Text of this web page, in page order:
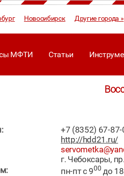
Новосибирск Другие города »
МФТИ Статьи
+7 (8352) 67-
http://hdd21.ru/
г. Чебоксары,
пн-пт с 900 до 18